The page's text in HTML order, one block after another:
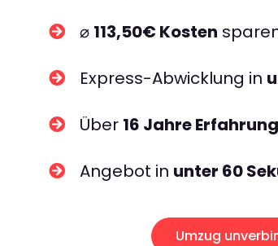
⌀ 113,50€ Kosten
Express-Abwicklung in
Über 16 Jahre Erfahrung
Angebot in unter 60
Umzug